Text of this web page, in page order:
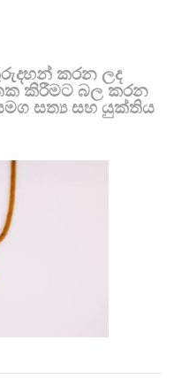
කරන ලද
කිරීමට බල කරන
සත්‍ය සහ යුක්තිය